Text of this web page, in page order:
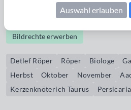
Trockenmauer und Mischkultur in
Bildrechte erwerben
Detlef Röper Röper Biologe
Herbst
Oktober November
Kerzenknöterich Taurus
Auswahl erlauben